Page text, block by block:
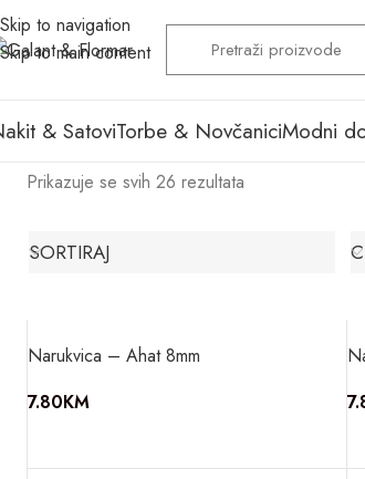
Skip to navigation
Skip to main content
& SatoviTorbe & NovčaniciModni
Prikazuje se svih 26 rezultata
SORTIRAJ
Narukvica – Ahat 8mm
7.80KM